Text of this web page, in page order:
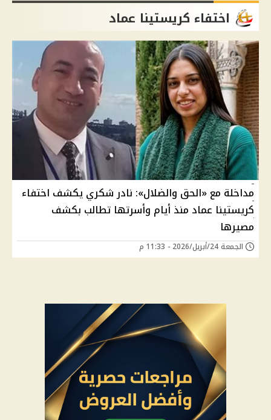
اختفاء كريستينا عماد
مداخلة مع «الحق والضلال»: نادر شكري يكشف اختفاء
كريستينا عماد منذ أيام وأسرتها تطالب بكشف
مصيرها
الجمعة 24/أبريل/2026 - 11:33 م